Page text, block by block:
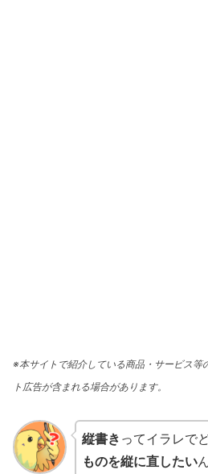
※本サイトで紹介している商品・サービス等
ト広告が含まれる場合があります。
縦書き ってイラレで
ものを縦に直したい